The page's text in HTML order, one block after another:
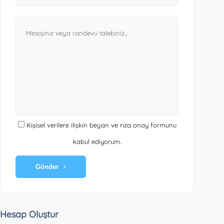
Kişisel verilere ilişkin beyan ve rıza onay formunu
kabul ediyorum.
Gönder
Hesap Oluştur